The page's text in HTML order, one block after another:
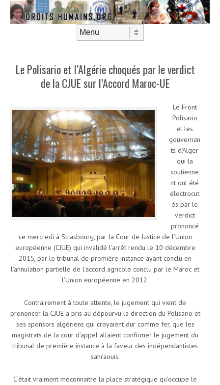
Le Polisario et l’Algérie choqués par le verdict
de la CJUE sur l’Accord Maroc-UE
Le Front
Polisario
et les
gouvernan
ts d’Alger
qui la
soutienne
nt ont été
électrocut
és par le
verdict
prononcé
ce mercredi à Strasbourg, par la Cour de Justice de l’Union
européenne (CJUE) qui invalidé l’arrêt rendu le 10 décembre
2015, par le tribunal de première instance ayant conclu en
l’annulation partielle de l’accord agricole conclu par le Maroc et
l’Union européenne en 2012.
Contrairement à toute attente, le jugement qui vient de
prononcer la CJUE a pris au dépourvu la direction du Polisario et
ses sponsors algériens qui croyaient dur comme fer, que les
magistrats de la cour d’appel allaient confirmer le jugement du
tribunal de première instance à la faveur des indépendantistes
sahraouis.
C’était vraiment méconnaitre la place stratégique qu’occupe le